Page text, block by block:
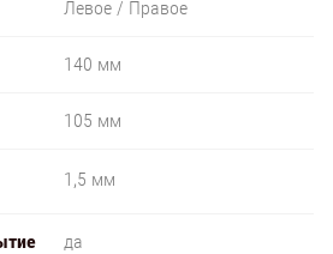
Левое / Правое
140 мм
105 мм
1,5 мм
да